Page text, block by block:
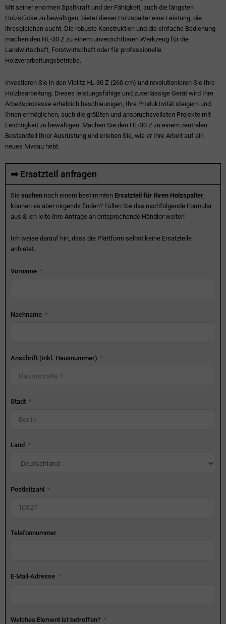
Mit seiner enormen Spaltkraft und der Fähigkeit, auch die längsten
Holzstücke zu bewältigen, bietet dieser Holzspalter eine Leistung, die
ihresgleichen sucht. Die robuste Konstruktion und die einfache Bedienung
machen den HL-30 Z zu einem unverzichtbaren Werkzeug für die
Landwirtschaft, Forstwirtschaft oder für professionelle
Holzverarbeitungsbetriebe.
Investieren Sie in den Vielitz HL-30 Z (260 cm) und revolutionieren Sie Ihre
Holzbearbeitung. Dieses leistungsfähige und zuverlässige Gerät wird Ihre
Arbeitsprozesse erheblich beschleunigen, Ihre Produktivität steigern und
Ihnen ermöglichen, auch die größten und anspruchsvollsten Projekte mit
Leichtigkeit zu bewältigen. Machen Sie den HL-30 Z zu einem zentralen
Bestandteil Ihrer Ausrüstung und erleben Sie, wie er Ihre Arbeit auf ein
neues Niveau hebt.
➡ Ersatzteil anfragen
Sie suchen nach einem bestimmten Ersatzteil für Ihren Holzspalter
können es aber nirgends finden? Füllen Sie das nachfolgende Formular
aus & ich leite Ihre Anfrage an entsprechende Händler weiter!
Ich weise darauf hin, dass die Plattform selbst keine Ersatzteile
anbietet.
Vorname
Nachname
Anschrift (inkl. Hausnummer)
Stadt
Land
Postleitzahl
Telefonnummer
E-Mail-Adresse
Welches Element ist betroffen?